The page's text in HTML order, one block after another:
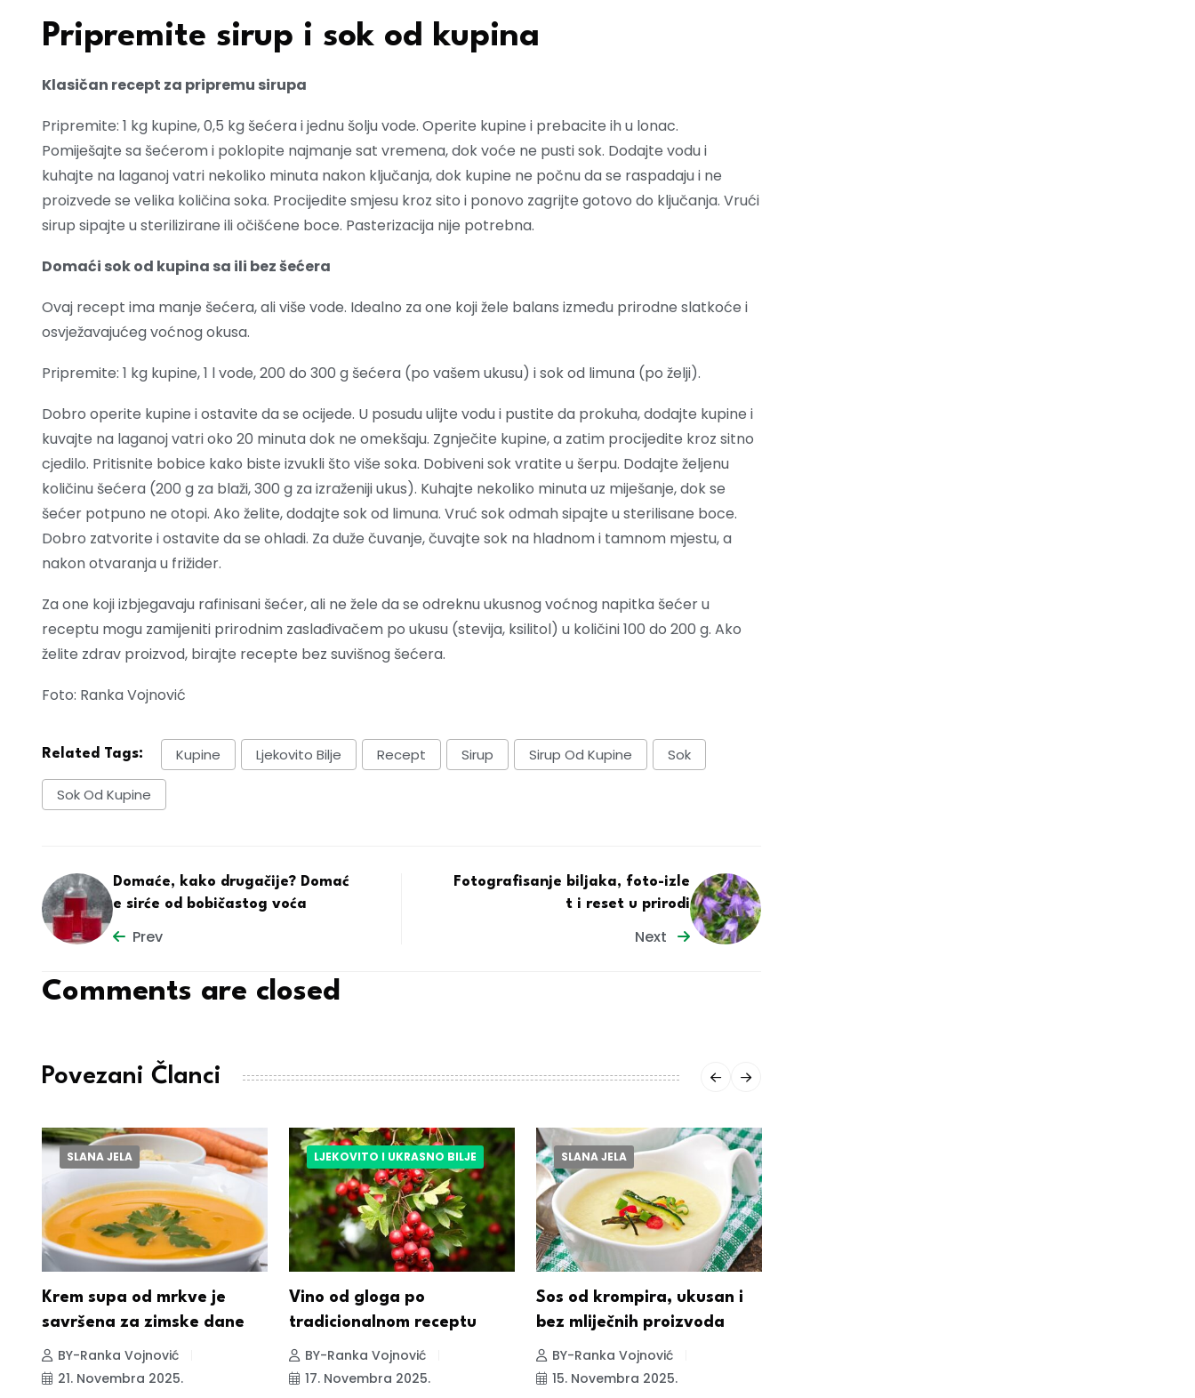
Pripremite sirup i sok od kupina
Klasičan recept za pripremu sirupa
Pripremite: 1 kg kupine, 0,5 kg šećera i jednu šolju vode. Operite kupine i prebacite ih u lonac.
Pomiješajte sa šećerom i poklopite najmanje sat vremena, dok voće ne pusti sok. Dodajte vodu i
kuhajte na laganoj vatri nekoliko minuta nakon ključanja, dok kupine ne počnu da se raspadaju i ne
proizvede se velika količina soka. Procijedite smjesu kroz sito i ponovo zagrijte gotovo do ključanja. Vrući
sirup sipajte u sterilizirane ili očišćene boce. Pasterizacija nije potrebna.
Domaći sok od kupina sa ili bez šećera
Ovaj recept ima manje šećera, ali više vode. Idealno za one koji žele balans između prirodne slatkoće i
osvježavajućeg voćnog okusa.
Pripremite: 1 kg kupine, 1 l vode, 200 do 300 g šećera (po vašem ukusu) i sok od limuna (po želji).
Dobro operite kupine i ostavite da se ocijede. U posudu ulijte vodu i pustite da prokuha, dodajte kupine i
kuvajte na laganoj vatri oko 20 minuta dok ne omekšaju. Zgnječite kupine, a zatim procijedite kroz sitno
cjedilo. Pritisnite bobice kako biste izvukli što više soka. Dobiveni sok vratite u šerpu. Dodajte željenu
količinu šećera (200 g za blaži, 300 g za izraženiji ukus). Kuhajte nekoliko minuta uz miješanje, dok se
šećer potpuno ne otopi. Ako želite, dodajte sok od limuna. Vruć sok odmah sipajte u sterilisane boce.
Dobro zatvorite i ostavite da se ohladi. Za duže čuvanje, čuvajte sok na hladnom i tamnom mjestu, a
nakon otvaranja u frižider.
Za one koji izbjegavaju rafinisani šećer, ali ne žele da se odreknu ukusnog voćnog napitka šećer u
receptu mogu zamijeniti prirodnim zaslađivačem po ukusu (stevija, ksilitol) u količini 100 do 200 g. Ako
želite zdrav proizvod, birajte recepte bez suvišnog šećera.
Foto: Ranka Vojnović
Related Tags: Kupine Ljekovito Bilje Recept Sirup Sirup Od Kupine Sok
Sok Od Kupine
Domaće, kako drugačije? Domać
e sirće od bobičastog voća
Prev
Fotografisanje biljaka, foto-izle
t i reset u prirodi
Next
Comments are closed
Povezani Članci
SLANA JELA
Krem supa od mrkve je
savršena za zimske dane
BY-Ranka Vojnović
21. Novembra 2025.
LJEKOVITO I UKRASNO BILJE
Vino od gloga po
tradicionalnom receptu
BY-Ranka Vojnović
17. Novembra 2025.
SLANA JELA
Sos od krompira, ukusan i
bez mliječnih proizvoda
BY-Ranka Vojnović
15. Novembra 2025.